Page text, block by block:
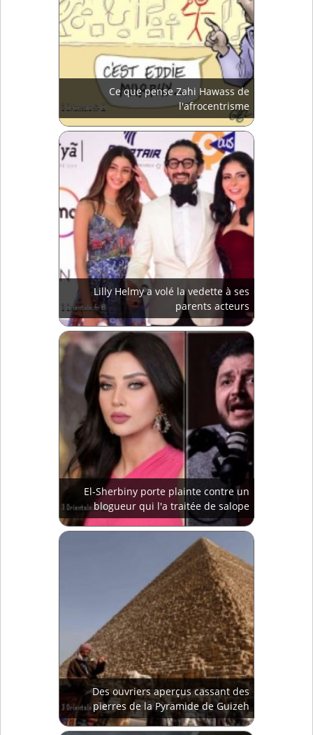
Ce que pense Zahi Hawass de
l'afrocentrisme
Lilly Helmy a volé la vedette à ses
parents acteurs
El-Sherbiny porte plainte contre un
blogueur qui l'a traitée de salope
Des ouvriers aperçus cassant des
pierres de la Pyramide de Guizeh